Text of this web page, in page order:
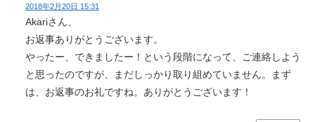
2018年2月20日 15:31
Akariさん、
お返事ありがとうございます。
やったー、できましたー！という段階になって、ご連絡しよう
と思ったのですが、まだしっかり取り組めていません。まず
は、お返事のお礼ですね。ありがとうございます！